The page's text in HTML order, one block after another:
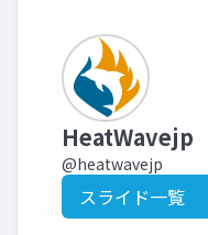
HeatWavejp
@heatwavejp
スライド一覧